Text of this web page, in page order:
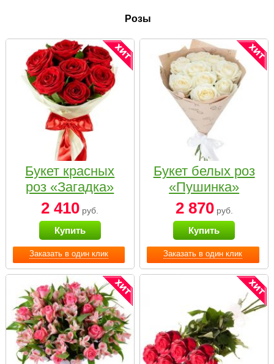
Розы
Заказать в один клик
Букет красных
роз «Загадка»
2 410 руб.
Купить
Заказать в один клик
Букет белых роз
«Пушинка»
2 870руб.
Купить